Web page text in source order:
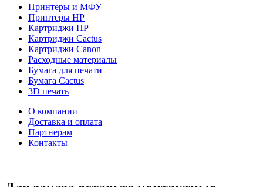
Принтеры и МФУ
Принтеры HP
Картриджи HP
Картриджи Cactus
Картриджи Canon
Расходные материалы
Бумага для печати
Бумага Cactus
3D печать
О компании
Доставка и оплата
Партнерам
Контакты